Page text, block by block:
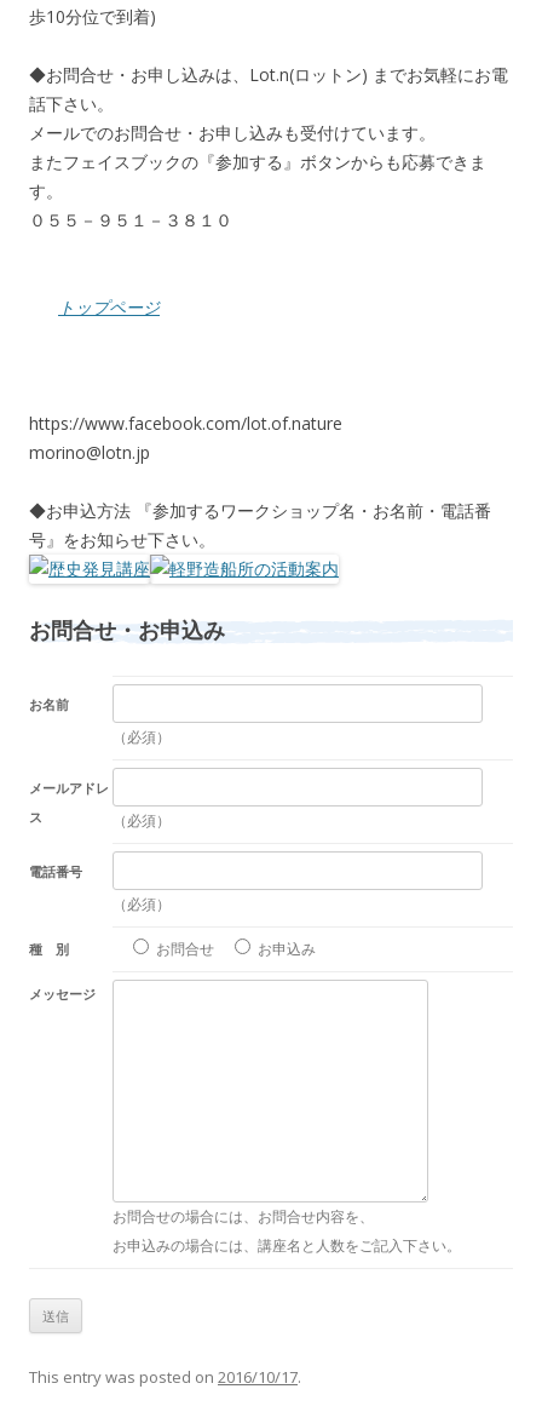
歩10分位で到着)
◆お問合せ・お申し込みは、Lot.n(ロットン) までお気軽にお電
話下さい。
メールでのお問合せ・お申し込みも受付けています。
またフェイスブックの『参加する』ボタンからも応募できま
す。
０５５－９５１－３８１０
トップページ
https://www.facebook.com/lot.of.nature
morino@lotn.jp
◆お申込方法 『参加するワークショップ名・お名前・電話番
号』をお知らせ下さい。
お問合せ・お申込み
お名前
（必須）
メールアドレ
ス
（必須）
電話番号
（必須）
種 別 お問合せ お申込み
メッセージ
お問合せの場合には、お問合せ内容を、
お申込みの場合には、講座名と人数をご記入下さい。
This entry was posted on 2016/10/17.